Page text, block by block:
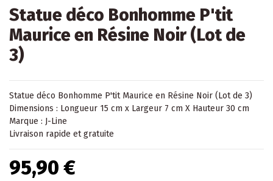
Statue déco Bonhomme P'tit
Maurice en Résine Noir (Lot de
3)
Statue déco Bonhomme P'tit Maurice en Résine Noir (Lot de 3)
Dimensions : Longueur 15 cm x Largeur 7 cm X Hauteur 30 cm
Marque : J-Line
Livraison rapide et gratuite
95,90 €